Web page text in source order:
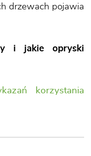
drzewach pojawia
i jakie opryski
korzystania